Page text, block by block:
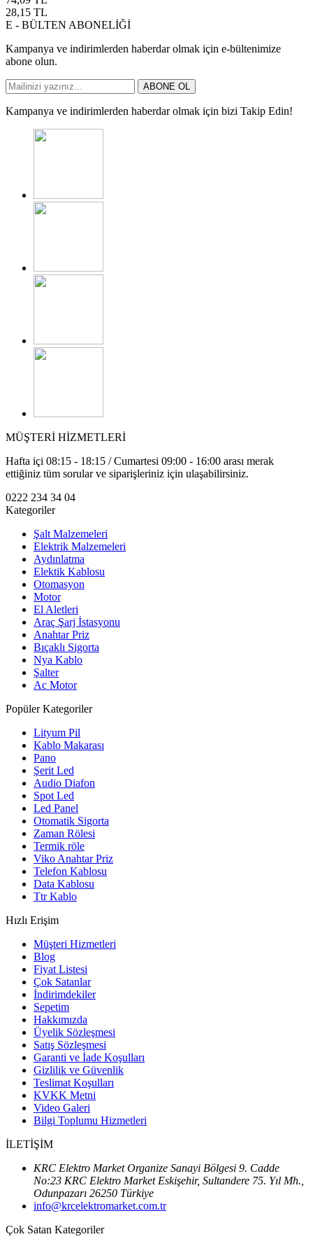
28,15 TL
E - BÜLTEN ABONELİĞİ
Kampanya ve indirimlerden haberdar olmak için e-bültenimize
abone olun.
ABONE OL
Kampanya ve indirimlerden haberdar olmak için bizi Takip Edin!
MÜŞTERİ HİZMETLERİ
Hafta içi 08:15 - 18:15 / Cumartesi 09:00 - 16:00 arası merak
ettiğiniz tüm sorular ve siparişleriniz için ulaşabilirsiniz.
0222 234 34 04
Kategoriler
Şalt Malzemeleri
Elektrik Malzemeleri
Aydınlatma
Elektik Kablosu
Otomasyon
Motor
El Aletleri
Araç Şarj İstasyonu
Anahtar Priz
Bıçaklı Sigorta
Nya Kablo
Şalter
Ac Motor
Popüler Kategoriler
Lityum Pil
Kablo Makarası
Pano
Şerit Led
Audio Diafon
Spot Led
Led Panel
Otomatik Sigorta
Zaman Rölesi
Termik röle
Viko Anahtar Priz
Telefon Kablosu
Data Kablosu
Ttr Kablo
Hızlı Erişim
Müşteri Hizmetleri
Blog
Fiyat Listesi
Çok Satanlar
İndirimdekiler
Sepetim
Hakkımızda
Üyelik Sözleşmesi
Satış Sözleşmesi
Garanti ve İade Koşulları
Gizlilik ve Güvenlik
Teslimat Koşulları
KVKK Metni
Video Galeri
Bilgi Toplumu Hizmetleri
İLETİŞİM
KRC Elektro Market Organize Sanayi Bölgesi 9. Cadde
No:23 KRC Elektro Market Eskişehir, Sultandere 75. Yıl Mh.,
Odunpazarı 26250 Türkiye
info@krcelektromarket.com.tr
Çok Satan Kategoriler